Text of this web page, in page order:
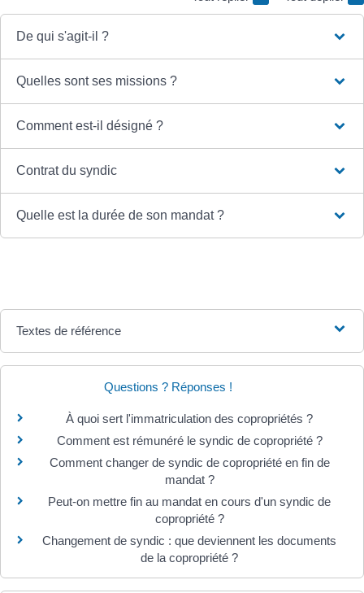
De qui s'agit-il ?
Quelles sont ses missions ?
Comment est-il désigné ?
Contrat du syndic
Quelle est la durée de son mandat ?
Textes de référence
Questions ? Réponses !
À quoi sert l'immatriculation des copropriétés ?
Comment est rémunéré le syndic de copropriété ?
Comment changer de syndic de copropriété en fin de
mandat ?
Peut-on mettre fin au mandat en cours d'un syndic de
copropriété ?
Changement de syndic : que deviennent les documents
de la copropriété ?